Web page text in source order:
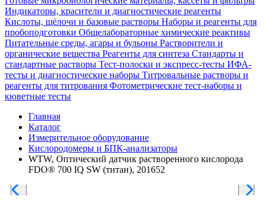
Индикаторы, красители и диагностические реагенты
Кислоты, щёлочи и базовые растворы Наборы и реагенты для
пробоподготовки Общелабораторные химические реактивы
Питательные среды, агары и бульоны Растворители и
органические вещества Реагенты для синтеза Стандарты и
стандартные растворы Тест-полоски и экспресс-тесты ИФА-
тесты и диагностические наборы Титровальные растворы и
реагенты для титрования Фотометрические тест-наборы и
кюветные тесты
Главная
Каталог
Измерительное оборудование
Кислородомеры и БПК-анализаторы
WTW, Оптический датчик растворенного кислорода
FDO® 700 IQ SW (титан), 201652